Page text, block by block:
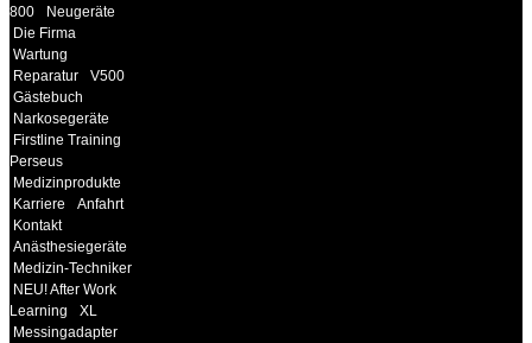
800
Neugeräte
Die Firma
Wartung
Reparatur
V500
Gästebuch
Narkosegeräte
Firstline Training
Perseus
Medizinprodukte
Karriere
Anfahrt
Kontakt
Anästhesiegeräte
Medizin-Techniker
NEU! After Work
Learning
XL
Messingadapter